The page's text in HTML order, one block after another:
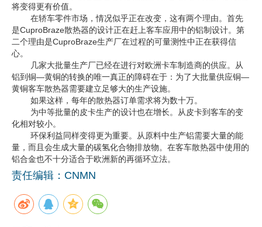
数字报
将变得更有价值。
在轿车零件市场，情况似乎正在改变，这有两个理由。首先
是CuproBraze散热器的设计正在赶上客车应用中的铝制设计。第
二个理由是CuproBraze生产厂在过程的可量测性中正在获得信
心。
几家大批量生产厂已经在进行对欧洲卡车制造商的供应。从
铝到铜—黄铜的转换的唯一真正的障碍在于：为了大批量供应铜—
黄铜客车散热器需要建立足够大的生产设施。
如果这样，每年的散热器订单需求将为数十万。
为中等批量的皮卡生产的设计也在增长。从皮卡到客车的变
化相对较小。
环保利益同样变得更为重要。从原料中生产铝需要大量的能
量，而且会生成大量的碳氢化合物排放物。在客车散热器中使用的
铝合金也不十分适合于欧洲新的再循环立法。
责任编辑：CNMN